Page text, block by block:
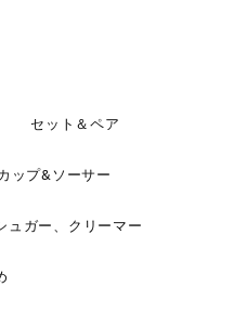
セット＆ペア
ップ&ソーサー
ュガー、クリーマー